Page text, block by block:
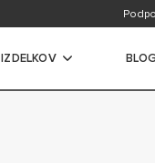
IZDELKOV BLOG